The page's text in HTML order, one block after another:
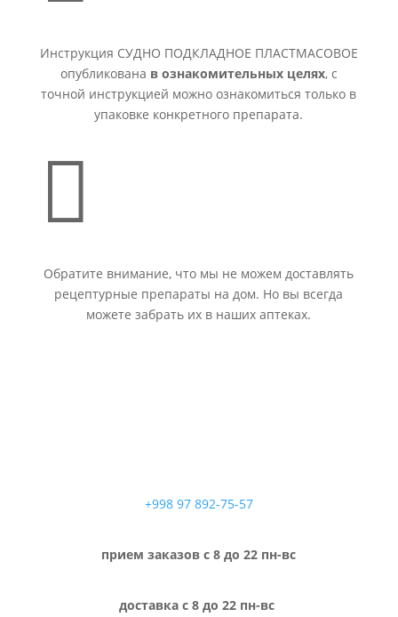
Инструкция СУДНО ПОДКЛАДНОЕ ПЛАСТМАСОВОЕ
опубликована в ознакомительных целях, с
точной инструкцией можно ознакомиться только в
упаковке конкретного препарата.

Обратите внимание, что мы не можем доставлять
рецептурные препараты на дом. Но вы всегда
можете забрать их в наших аптеках.
+998 97 892-75-57
прием заказов с 8 до 22 пн-вс
доставка с 8 до 22 пн-вс